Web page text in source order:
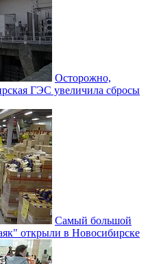
Осторожно,
ГЭС увеличила сбросы
Самый большой
открыли в Новосибирске